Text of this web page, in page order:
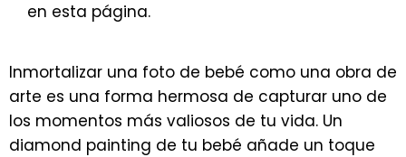
en esta página.
Inmortalizar una foto de bebé como una obra de
arte es una forma hermosa de capturar uno de
los momentos más valiosos de tu vida. Un
diamond painting de tu bebé añade un toque